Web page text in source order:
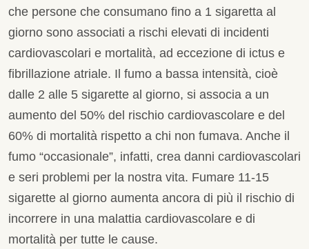
che persone che consumano fino a 1 sigaretta al
giorno sono associati a rischi elevati di incidenti
cardiovascolari e mortalità, ad eccezione di ictus e
fibrillazione atriale. Il fumo a bassa intensità, cioè
dalle 2 alle 5 sigarette al giorno, si associa a un
aumento del 50% del rischio cardiovascolare e del
60% di mortalità rispetto a chi non fumava. Anche il
fumo “occasionale”, infatti, crea danni cardiovascolari
e seri problemi per la nostra vita. Fumare 11-15
sigarette al giorno aumenta ancora di più il rischio di
incorrere in una malattia cardiovascolare e di
mortalità per tutte le cause.